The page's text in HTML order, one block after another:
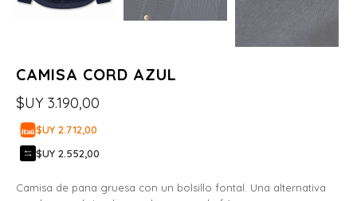
CAMISA CORD AZUL
$UY 3.190,00
$UY 2.712,00
$UY 2.552,00
Camisa de pana gruesa con un bolsillo fontal. Una alternativa